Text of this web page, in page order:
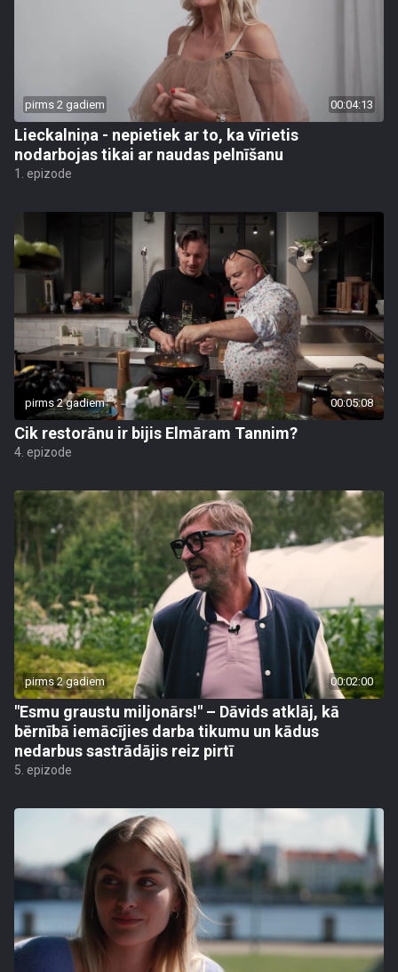
pirms 2 gadiem 00:04:13
Lieckalniņa - nepietiek ar to, ka vīrietis
nodarbojas tikai ar naudas pelnīšanu
1. epizode
pirms 2 gadiem 00:05:08
Cik restorānu ir bijis Elmāram Tannim?
4. epizode
pirms 2 gadiem 00:02:00
"Esmu graustu miljonārs!" – Dāvids atklāj, kā
bērnībā iemācījies darba tikumu un kādus
nedarbus sastrādājis reiz pirtī
5. epizode